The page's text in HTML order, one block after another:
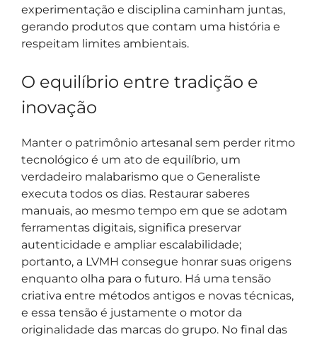
experimentação e disciplina caminham juntas,
gerando produtos que contam uma história e
respeitam limites ambientais.
O equilíbrio entre tradição e
inovação
Manter o patrimônio artesanal sem perder ritmo
tecnológico é um ato de equilíbrio, um
verdadeiro malabarismo que o Generaliste
executa todos os dias. Restaurar saberes
manuais, ao mesmo tempo em que se adotam
ferramentas digitais, significa preservar
autenticidade e ampliar escalabilidade;
portanto, a LVMH consegue honrar suas origens
enquanto olha para o futuro. Há uma tensão
criativa entre métodos antigos e novas técnicas,
e essa tensão é justamente o motor da
originalidade das marcas do grupo. No final das